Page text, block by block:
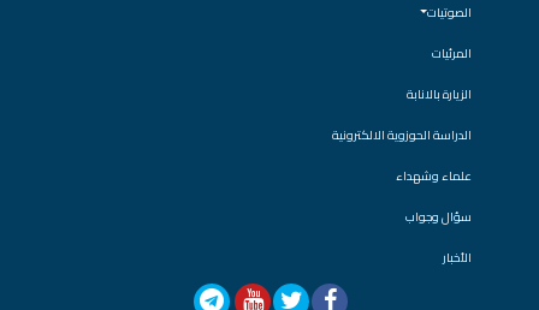
الصوتيات
المرئيات
الزيارة بالانابة
الدراسة الحوزوية الالكترونية
علماء وشهداء
سؤال وجواب
الأخبار